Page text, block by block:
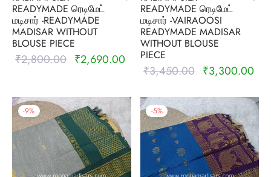
READYMADE ரெடிமேட்
மடிசார் -READYMADE
MADISAR WITHOUT
BLOUSE PIECE
₹2,800.00
Original
₹2,690.00
Current
price is:
READYMADE ரெடிமேட்
மடிசார் -VAIRAOOSI
READYMADE MADISAR
WITHOUT BLOUSE
PIECE
₹3,450.00
Original
₹3,450.00.
₹3,300.00
-9% -5%